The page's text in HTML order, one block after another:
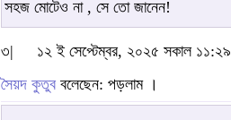
সহজ মোটেও না , সে তো জানেন!
৩|
১২ ই সেপ্টেম্বর, ২০২৫ সকাল ১১:২৯
সৈয়দ কুতুব বলেছেন: পড়লাম ।